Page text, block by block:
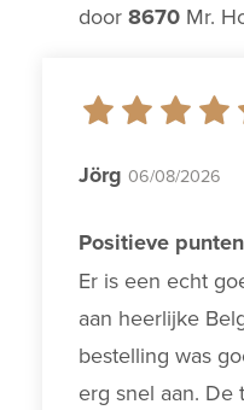
door 8670Mr.
Jörg 06/08/2026
Positieve punten
Er is een echt
aan heerlijke
bestelling was
erg snel aan. De